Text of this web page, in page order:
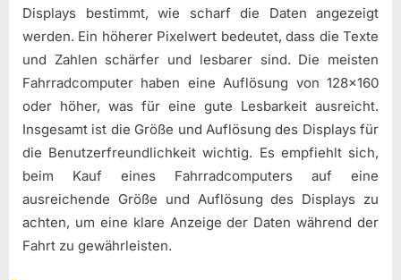
Displays bestimmt, wie scharf die Daten angezeigt
werden. Ein höherer Pixelwert bedeutet, dass die Texte
und Zahlen schärfer und lesbarer sind. Die meisten
Fahrradcomputer haben eine Auflösung von 128×160
oder höher, was für eine gute Lesbarkeit ausreicht.
Insgesamt ist die Größe und Auflösung des Displays für
die Benutzerfreundlichkeit wichtig. Es empfiehlt sich,
beim Kauf eines Fahrradcomputers auf eine
ausreichende Größe und Auflösung des Displays zu
achten, um eine klare Anzeige der Daten während der
Fahrt zu gewährleisten.